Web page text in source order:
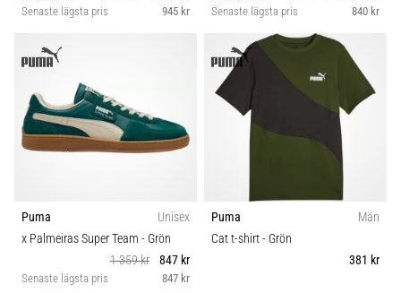
Senaste lägsta pris 945 kr Senaste lägsta pris 840 kr
Puma
Unisex
x Palmeiras Super Team - Grön
1 359 kr
847 kr
Senaste lägsta pris 847 kr
Puma
Män
Cat t-shirt- Grön
381 kr